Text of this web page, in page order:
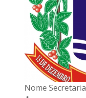
Nome Secretaria